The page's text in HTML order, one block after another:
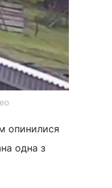
опинилися
одна з